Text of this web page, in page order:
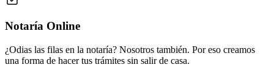
Notaría Online
¿Odias las filas en la notaría? Nosotros también. Por eso creamos
una forma de hacer tus trámites sin salir de casa.